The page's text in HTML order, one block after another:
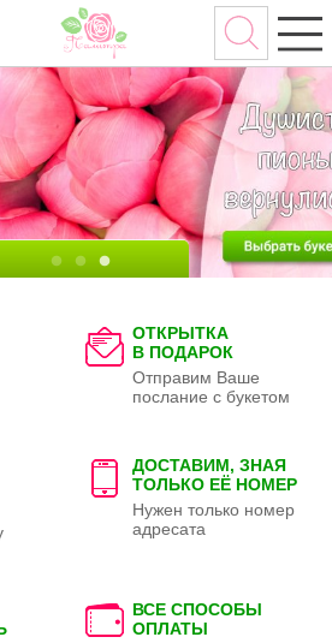
ОТКРЫТКА
В ПОДАРОК
Отправим Ваше
послание с букетом
ДОСТАВИМ, ЗНАЯ
ТОЛЬКО ЕЁ НОМЕР
Нужен только номер
адресата
ВСЕ СПОСОБЫ
ОПЛАТЫ